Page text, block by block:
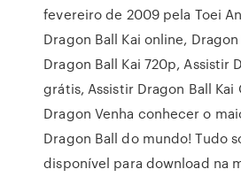
fevereiro de 2009 pela Toei
Dragon Ball Kai online,
Dragon Ball Kai 720p, Assistir
grátis, Assistir Dragon Ball Kai
Dragon Venha conhecer o
Dragon Ball do mundo! Tudo
disponível para download na